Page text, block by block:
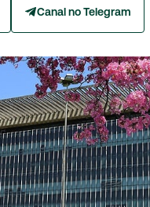
Canal no Telegram